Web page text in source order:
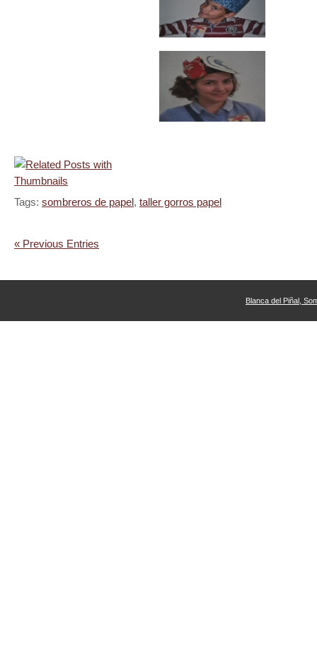
Tags: sombreros de papel, taller gorros papel
« Previous Entries
Blanca del Piñal,